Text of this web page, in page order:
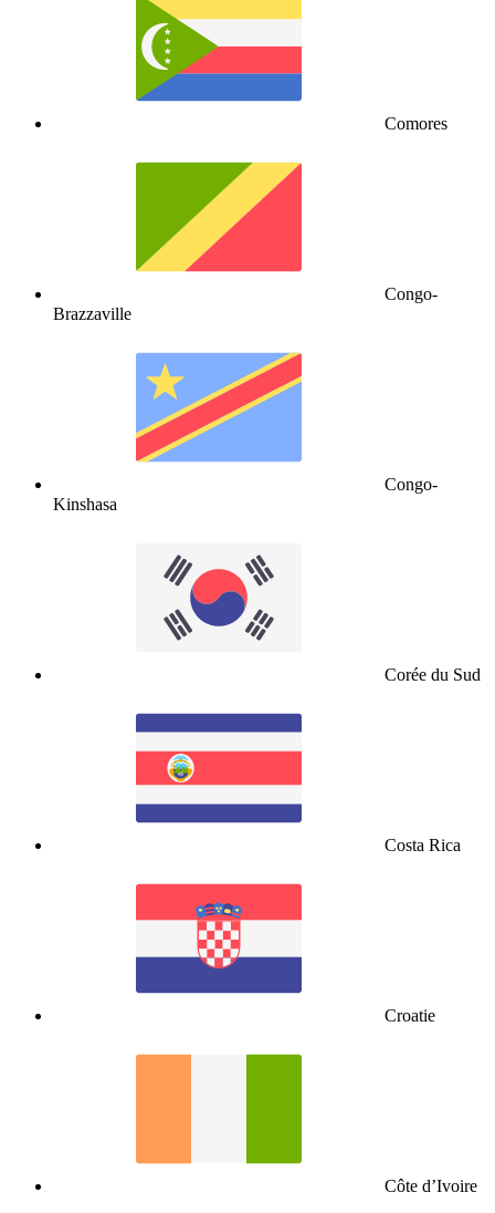
Comores
Congo-
Brazzaville
Congo-
Kinshasa
Corée du Sud
Costa Rica
Croatie
Côte d’Ivoire